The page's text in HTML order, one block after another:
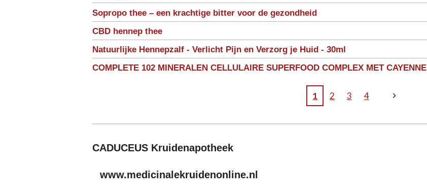
Sopropo thee – een krachtige bitter voor de gezondheid
CBD hennep thee
Natuurlijke Hennepzalf - Verlicht Pijn en Verzorg je Huid - 30ml
COMPLETE 102 MINERALEN CELLULAIRE SUPERFOOD COMPLEX MET CAYENNE
1 2 3 4
CADUCEUS Kruidenapotheek
www.medicinalekruidenonline.nl